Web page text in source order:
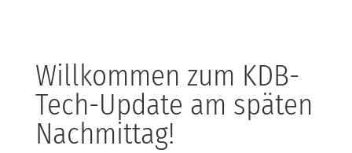
Willkommen zum KDB-
Tech-Update am späten
Nachmittag!